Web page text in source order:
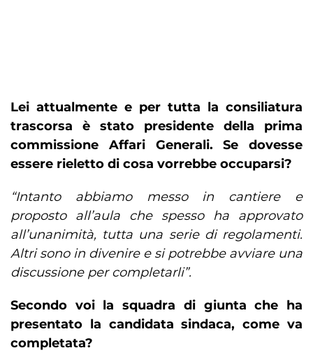
Lei attualmente e per tutta la consiliatura
trascorsa è stato presidente della prima
commissione Affari Generali. Se dovesse
essere rieletto di cosa vorrebbe occuparsi?
“Intanto abbiamo messo in cantiere e
proposto all’aula che spesso ha approvato
all’unanimità, tutta una serie di regolamenti.
Altri sono in divenire e si potrebbe avviare una
discussione per completarli”.
Secondo voi la squadra di giunta che ha
presentato la candidata sindaca, come va
completata?